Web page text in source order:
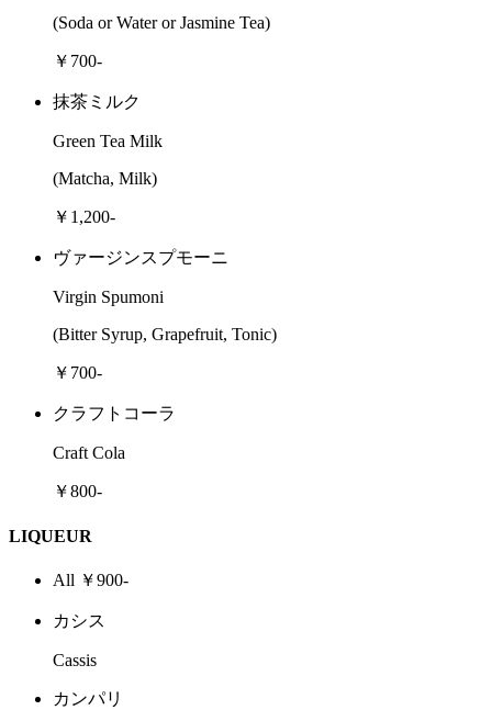
(Soda or Water or Jasmine Tea)
￥700-
抹茶ミルク
Green Tea Milk
(Matcha, Milk)
￥1,200-
ヴァージンスプモーニ
Virgin Spumoni
(Bitter Syrup, Grapefruit, Tonic)
￥700-
クラフトコーラ
Craft Cola
￥800-
LIQUEUR
All ￥900-
カシス
Cassis
カンパリ